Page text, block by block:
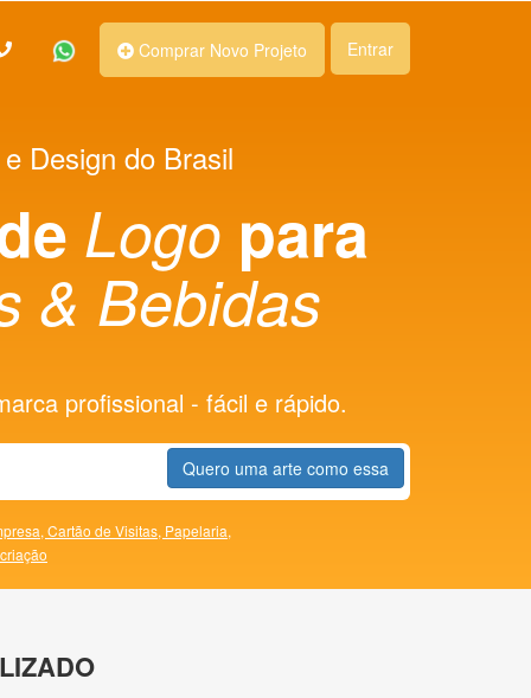
Comprar Novo Projeto Entrar
Design do Brasil
Logo para
& Bebidas
profissional - fácil e rápido.
Quero uma arte como essa
Cartão de Visitas, Papelaria,